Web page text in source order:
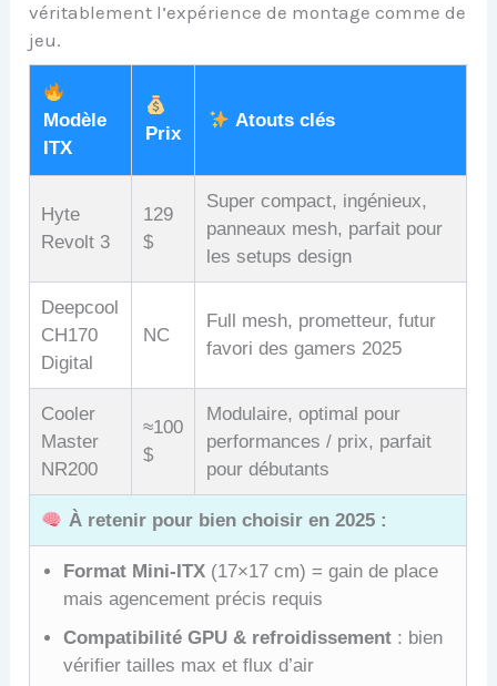
véritablement l’expérience de montage comme de
jeu.
Modèle
ITX
Prix
Atouts clés
Hyte
Revolt 3
129
$
Super compact, ingénieux,
panneaux mesh, parfait pour
les setups design
Deepcool
CH170
Digital
NC
Full mesh, prometteur, futur
favori des gamers 2025
Cooler
Master
NR200
≈100
$
Modulaire, optimal pour
performances / prix, parfait
pour débutants
À retenir pour bien choisir en 2025 :
Format Mini-ITX (17×17 cm) = gain de place
mais agencement précis requis
Compatibilité GPU & refroidissement : bien
vérifier tailles max et flux d’air